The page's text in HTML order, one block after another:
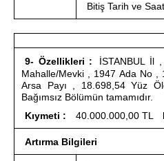
Bitiş Tarih ve
9- Özellikleri :
İSTANBUL İl
Mahalle/Mevki , 1947 Ada No ,
Arsa Payı , 18.698,54 Yüz
Bağımsız Bölümün tamamıdır.
Kıymeti :
40.000.000,00 TL
Artırma Bilgileri